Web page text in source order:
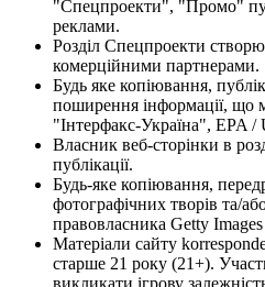
"Спецпроекти", "Промо"
реклами.
Розділ Спецпроекти
комерційними партнерами.
Будь яке копіювання,
поширення інформації, що
"Інтерфакс-Україна", EPA /
Власник веб-сторінки в
публікації.
Будь-яке копіювання,
фотографічних творів та/
правовласника Getty
Матеріали сайту
старше 21 року (21+).
викликати ігрову